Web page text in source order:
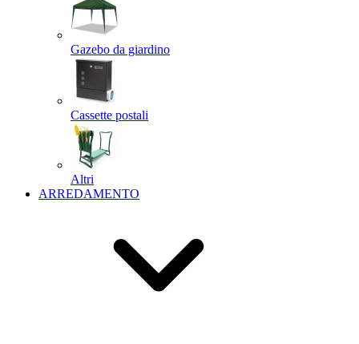
Gazebo da giardino
Cassette postali
Altri
ARREDAMENTO